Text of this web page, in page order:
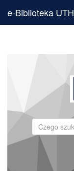
e-Biblioteka UTH